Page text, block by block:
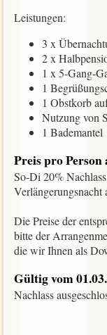
Leistungen:
3 x
2 x
1 x 5-Gang-
1
1 Obstkorb
Nutzung von
1 Bademantel
Preis pro Person
So-Di 20%
Die Preise der
bitte der
die wir Ihnen als
Gültig vom
Nachlass